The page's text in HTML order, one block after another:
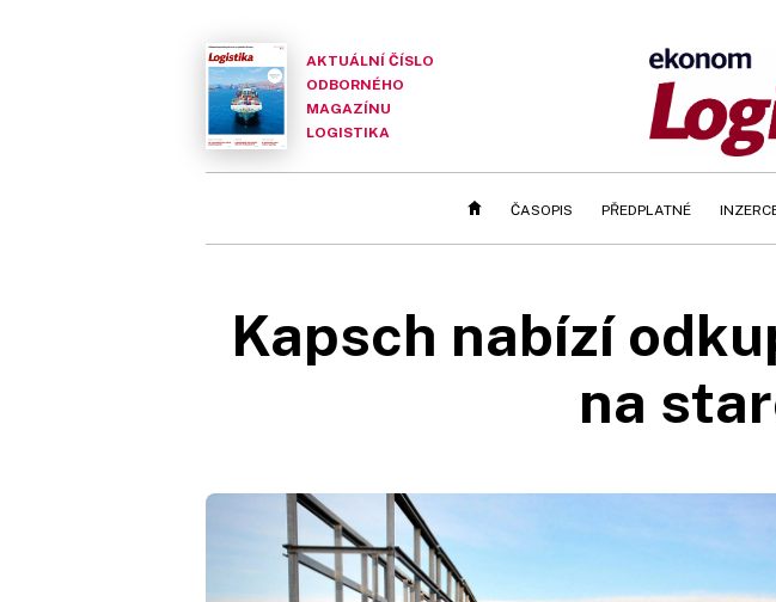
AKTUÁLNÍ ČÍSLO
ODBORNÉHO
MAGAZÍNU
LOGISTIKA
ČASOPIS PŘEDPLATNÉ
Kapsch nabízí
na